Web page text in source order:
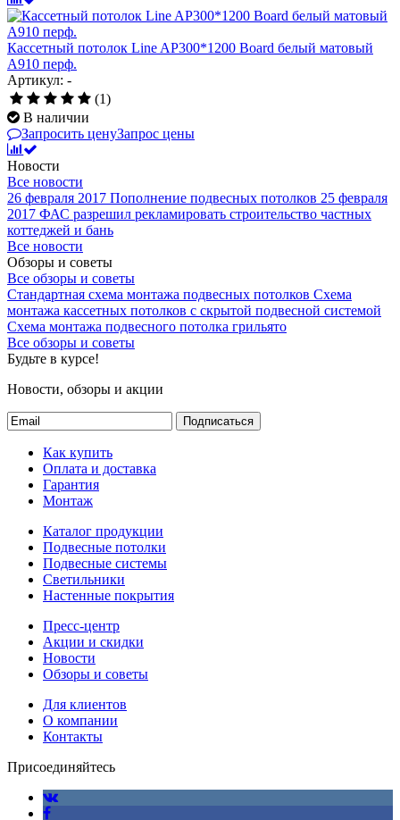
Кассетный потолок Line AP300*1200 Board белый матовый
А910 перф.
Артикул: -
(1)
В наличии
Запросить ценуЗапрос цены
Новости
Все новости
26 февраля 2017 Пополнение подвесных потолков 25 февраля
2017 ФАС разрешил рекламировать строительство частных
коттеджей и бань
Все новости
Обзоры и советы
Все обзоры и советы
Стандартная схема монтажа подвесных потолков Схема
монтажа кассетных потолков с скрытой подвесной системой
Схема монтажа подвесного потолка грильято
Все обзоры и советы
Будьте в курсе!
Новости, обзоры и акции
Подписаться
Как купить
Оплата и доставка
Гарантия
Монтаж
Каталог продукции
Подвесные потолки
Подвесные системы
Светильники
Настенные покрытия
Пресс-центр
Акции и скидки
Новости
Обзоры и советы
Для клиентов
О компании
Контакты
Присоединяйтесь